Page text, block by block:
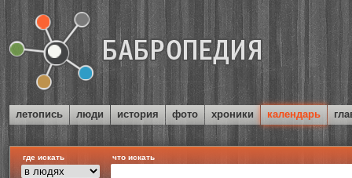
летопись люди история фото хроники календарь
где искать что искать